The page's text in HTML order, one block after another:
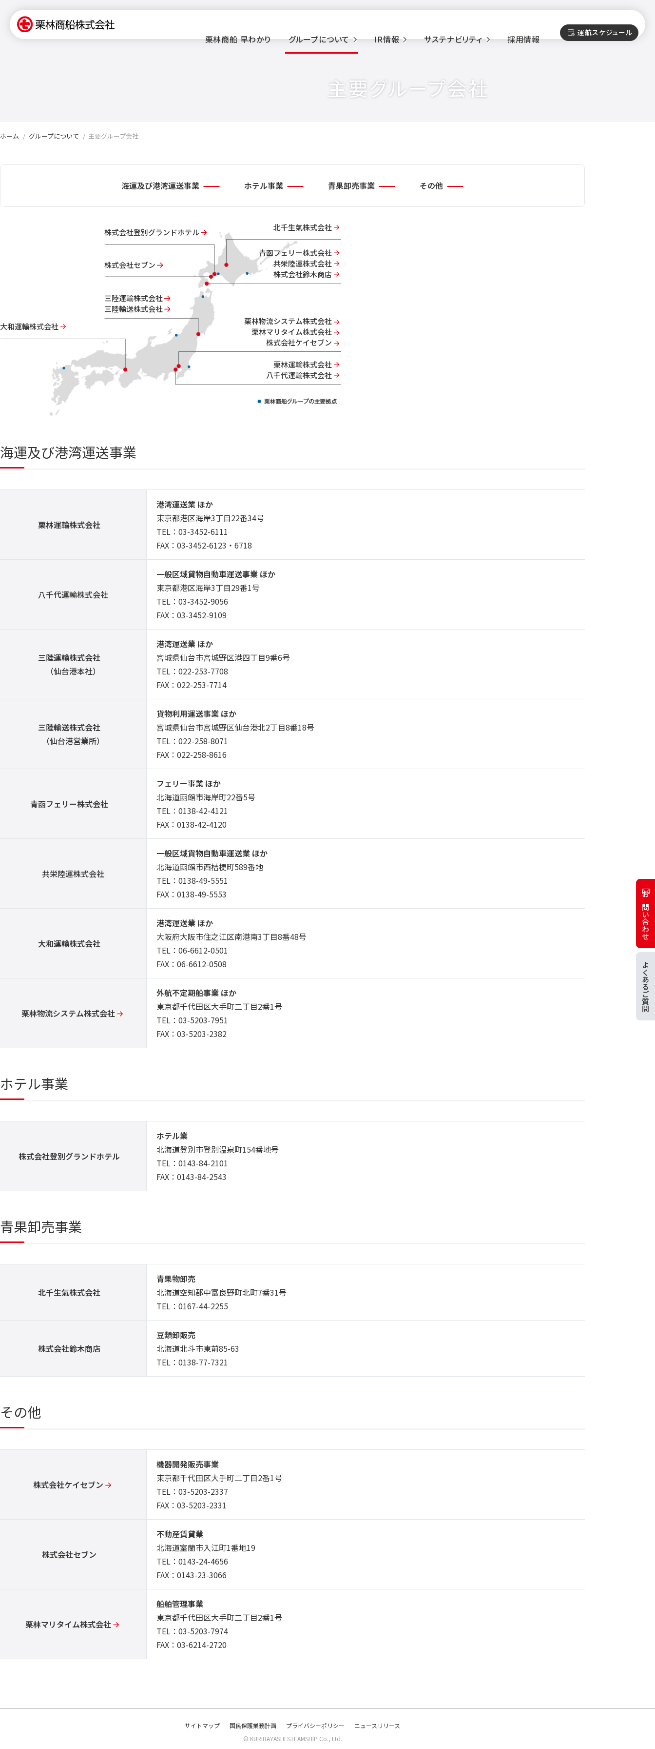
運航スケジュール
栗林商船 早わかり グループについて IR情報 サステナビリティ 採用情報
主要グループ会社
ホーム グループについて 主要グループ会社
海運及び港湾運送事業 ホテル事業 青果卸売事業 その他
株式会社登別グランドホテル
株式会社セブン
青函フェリー株式会社
共栄陸運株式会社
株式会社鈴木商店
三陸運輸株式会社
三陸輸送株式会社
栗林物流システム株式会社
栗林マリタイム株式会社
株式会社ケイセブン
栗林運輸株式会社
八千代運輸株式会社
大和運輸株式会社
北千生氣株式会社
海運及び港湾運送事業
栗林運輸株式会社
港湾運送業 ほか
東京都港区海岸3丁目22番34号
TEL：03-3452-6111
FAX：03-3452-6123・6718
八千代運輸株式会社
一般区域貸物自動車運送事業 ほか
東京都港区海岸3丁目29番1号
TEL：03-3452-9056
FAX：03-3452-9109
三陸運輸株式会社
（仙台港本社）
港湾運送業 ほか
宮城県仙台市宮城野区港四丁目9番6号
TEL：022-253-7708
FAX：022-253-7714
三陸輸送株式会社
（仙台港営業所）
貨物利用運送事業 ほか
宮城県仙台市宮城野区仙台港北2丁目8番18号
TEL：022-258-8071
FAX：022-258-8616
青函フェリー株式会社
フェリー事業 ほか
北海道函館市海岸町22番5号
TEL：0138-42-4121
FAX：0138-42-4120
共栄陸運株式会社
一般区域貨物自動車運送業 ほか
北海道函館市西桔梗町589番地
TEL：0138-49-5551
FAX：0138-49-5553
大和運輸株式会社
港湾運送業 ほか
大阪府大阪市住之江区南港南3丁目8番48号
TEL：06-6612-0501
FAX：06-6612-0508
栗林物流システム株式会社
外航不定期船事業 ほか
東京都千代田区大手町二丁目2番1号
TEL：03-5203-7951
FAX：03-5203-2382
ホテル事業
株式会社登別グランドホテル
ホテル業
北海道登別市登別温泉町154番地号
TEL：0143-84-2101
FAX：0143-84-2543
青果卸売事業
北千生氣株式会社
青果物卸売
北海道空知郡中富良野町北町7番31号
TEL：0167-44-2255
株式会社鈴木商店
豆類卸販売
北海道北斗市東前85-63
TEL：0138-77-7321
その他
株式会社ケイセブン
機器開発販売事業
東京都千代田区大手町二丁目2番1号
TEL：03-5203-2337
FAX：03-5203-2331
株式会社セブン
不動産賃貸業
北海道室蘭市入江町1番地19
TEL：0143-24-4656
FAX：0143-23-3066
栗林マリタイム株式会社
船舶管理事業
東京都千代田区大手町二丁目2番1号
TEL：03-5203-7974
FAX：03-6214-2720
サイトマップ 国民保護業務計画 プライバシーポリシー
ニュースリリース
© KURIBAYASHI STEAMSHIP Co., Ltd.
お問い合わせ
よくあるご質問